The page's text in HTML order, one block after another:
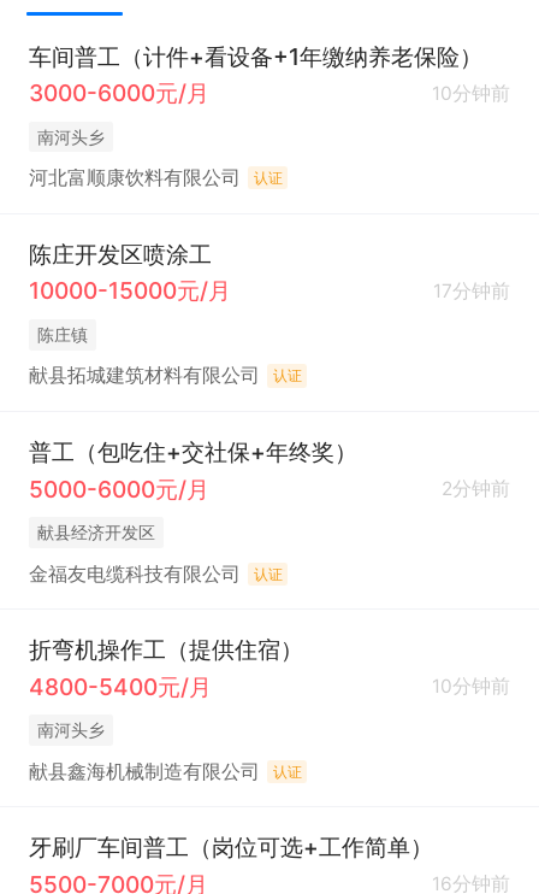
车间普工（计件+看设备+1年缴纳养老保险）
3000-6000元/月
10分钟前
南河头乡
河北富顺康饮料有限公司 认证
陈庄开发区喷涂工
10000-15000元/月
17分钟前
陈庄镇
献县拓城建筑材料有限公司 认证
普工（包吃住+交社保+年终奖）
5000-6000元/月
2分钟前
献县经济开发区
金福友电缆科技有限公司 认证
折弯机操作工（提供住宿）
4800-5400元/月
10分钟前
南河头乡
献县鑫海机械制造有限公司 认证
牙刷厂车间普工（岗位可选+工作简单）
5500-7000元/月
16分钟前